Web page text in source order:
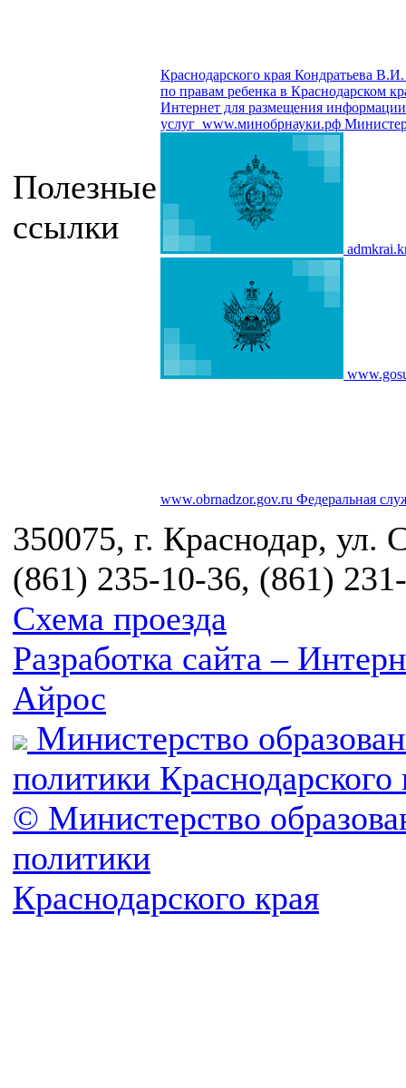
Полезные
ссылки
Краснодарского края Кондратьева В.И.
по правам ребенка в Краснодарском
Интернет для размещения информации
услуг www.минобрнауки.рф
www.obrnadzor.gov.ru Федеральная
350075, г. Краснодар, ул.
(861) 235-10-36, (861)
Схема проезда
Разработка сайта –
Айрос
Министерство
политики Краснодарского
© Министерство
политики
Краснодарского края